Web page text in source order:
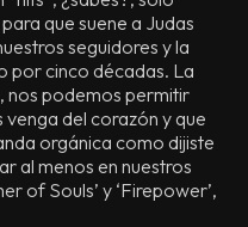
que suene a Judas
seguidores y la
por cinco décadas. La
nos podemos permitir
del corazón y que
orgánica como dijiste
al menos en nuestros
of Souls’ y ‘Firepower’,